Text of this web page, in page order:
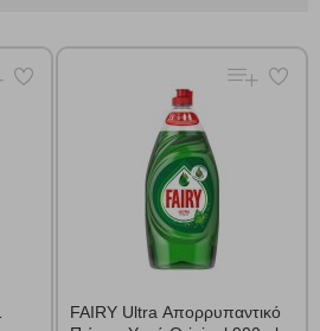
FAIRY Ultra Απορρυπαντικό